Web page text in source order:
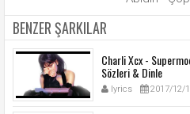
BENZER ŞARKILAR
Charli Xcx -
Sözleri & Dinle
lyrics 2017/12/